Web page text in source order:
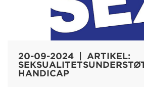
20-09-2024 | ARTIKEL:
HANDICAP